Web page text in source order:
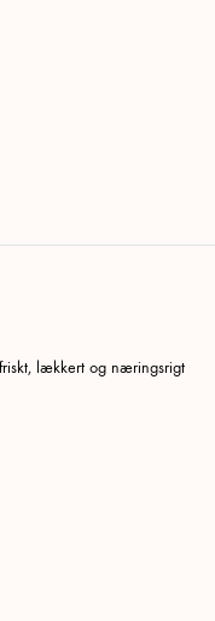
lækkert og næringsrigt